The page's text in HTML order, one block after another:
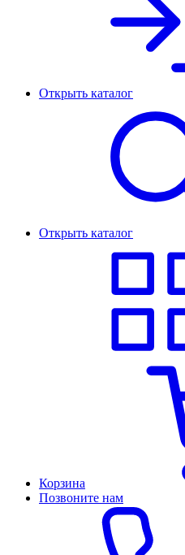
Открыть каталог
Открыть каталог
Корзина
Позвоните нам